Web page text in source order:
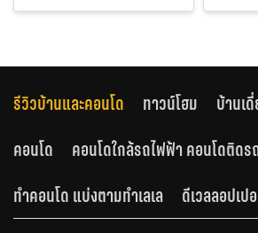
รีวิวบ้านและคอนโด ทาวน์โฮม
บ้านเ
คอนโด
คอนโดใกล้รถไฟฟ้า คอนโดติดร
ทำคอนโด แบ่งตามทำเลเล
ดีเวลลอปเป